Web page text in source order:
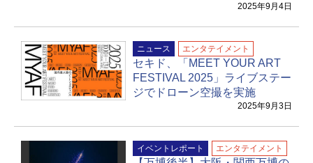
2025年9月4日
ニュース エンタテイメント
セキド、「MEET YOUR ART
FESTIVAL 2025」ライブステー
ジでドローン空撮を実施
2025年9月3日
イベントレポート エンタテイメント